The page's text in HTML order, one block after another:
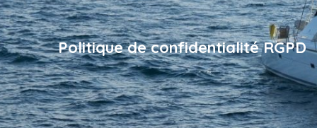
Politique de confidentialité RGPD